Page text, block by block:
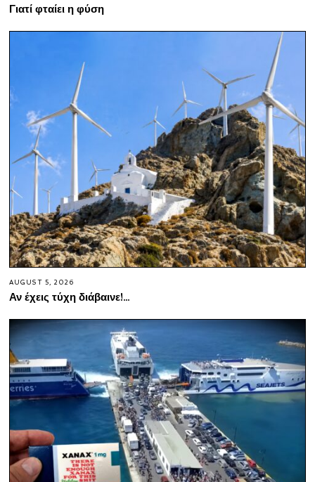
Γιατί φταίει η φύση
AUGUST 5, 2026
Αν έχεις τύχη διάβαινε!…